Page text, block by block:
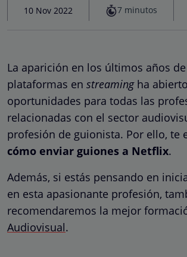
10 Nov 2022 7 minutos
La aparición en los últimos años
plataformas en streamingha
oportunidades para todas las
relacionadas con el sector
profesión de guionista. Por ello, te
cómo enviar guiones a Netflix.
Además, si estás pensando en
en esta apasionante profesión,
recomendaremos la mejor
Audiovisual.